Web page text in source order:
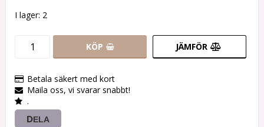
I lager: 2
KÖP JÄMFÖR
Betala säkert med kort
Maila oss, vi svarar snabbt!
.
DELA